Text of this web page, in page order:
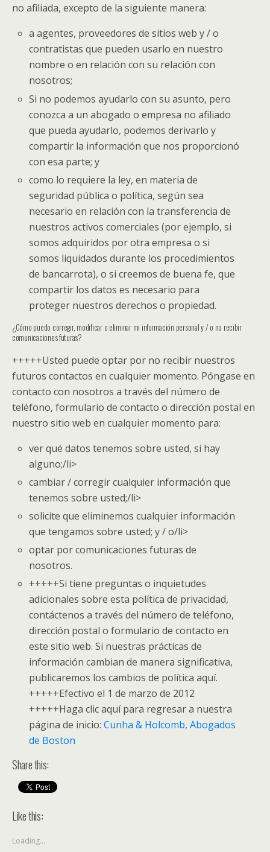
no afiliada, excepto de la siguiente manera:
a agentes, proveedores de sitios web y / o
contratistas que pueden usarlo en nuestro
nombre o en relación con su relación con
nosotros;
Si no podemos ayudarlo con su asunto, pero
conozca a un abogado o empresa no afiliado
que pueda ayudarlo, podemos derivarlo y
compartir la información que nos proporcionó
con esa parte; y
como lo requiere la ley, en materia de
seguridad pública o política, según sea
necesario en relación con la transferencia de
nuestros activos comerciales (por ejemplo, si
somos adquiridos por otra empresa o si
somos liquidados durante los procedimientos
de bancarrota), o si creemos de buena fe, que
compartir los datos es necesario para
proteger nuestros derechos o propiedad.
¿Cómo puedo corregir, modificar o eliminar mi información personal y / o no recibir
comunicaciones futuras?
+++++Usted puede optar por no recibir nuestros
futuros contactos en cualquier momento. Póngase en
contacto con nosotros a través del número de
teléfono, formulario de contacto o dirección postal en
nuestro sitio web en cualquier momento para:
ver qué datos tenemos sobre usted, si hay
alguno;/li>
cambiar / corregir cualquier información que
tenemos sobre usted;/li>
solicite que eliminemos cualquier información
que tengamos sobre usted; y / o/li>
optar por comunicaciones futuras de
nosotros.
+++++Si tiene preguntas o inquietudes
adicionales sobre esta política de privacidad,
contáctenos a través del número de teléfono,
dirección postal o formulario de contacto en
este sitio web. Si nuestras prácticas de
información cambian de manera significativa,
publicaremos los cambios de política aquí.
+++++Efectivo el 1 de marzo de 2012
+++++Haga clic aquí para regresar a nuestra
página de inicio:Cunha & Holcomb, Abogados
de Boston
Share this:
Like this:
Loading...